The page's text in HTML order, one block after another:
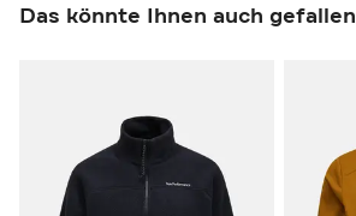
Das könnte Ihnen auch gefallen